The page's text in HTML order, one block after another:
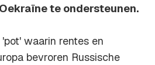
te ondersteunen.
waarin rentes en
bevroren Russische